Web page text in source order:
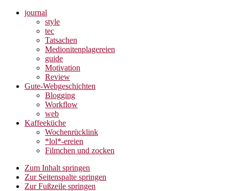
journal
style
tec
Tatsachen
Medionitenplagereien
guide
Motivation
Review
Gute-Webgeschichten
Blogging
Workflow
web
Kaffeeküche
Wochenrücklink
*lol*-ereien
Filmchen und zocken
Zum Inhalt springen
Zur Seitenspalte springen
Zur Fußzeile springen